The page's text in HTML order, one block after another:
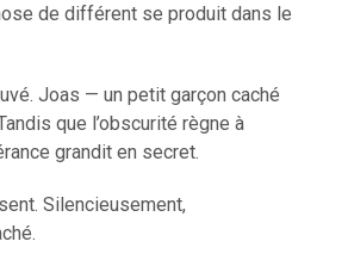
de différent se produit dans le
Joas — un petit garçon caché
que l’obscurité règne à
grandit en secret.
Silencieusement,